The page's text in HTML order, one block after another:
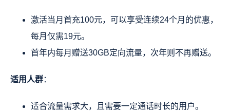
激活当月首充100元，可以享受连续24个月的优惠，
每月仅需19元。
首年内每月赠送30GB定向流量，次年则不再赠送。
适用人群：
适合流量需求大，且需要一定通话时长的用户。